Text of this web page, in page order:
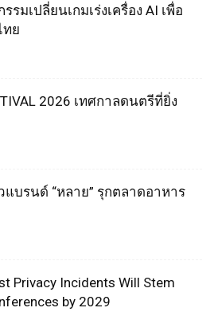
รมเปลี่ยนเกมเร่งเครื่อง AI เพื่อ
ทย
2026 เทศกาลดนตรีที่ยิ่ง
แบรนด์ “หลาย” รุกตลาดอาหาร
Privacy Incidents Will Stem
by 2029